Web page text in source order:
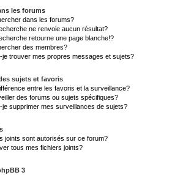
les forums
dans les forums?
ne renvoie aucun résultat?
retourne une page blanche!?
des membres?
je trouver mes propres messages et sujets?
sujets et favoris
entre les favoris et la surveillance?
des forums ou sujets spécifiques?
je supprimer mes surveillances de sujets?
joints sont autorisés sur ce forum?
tous mes fichiers joints?
3